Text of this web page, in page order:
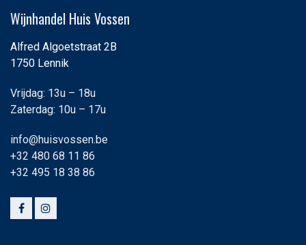
Wijnhandel Huis Vossen
Alfred Algoetstraat 2B
1750 Lennik
Vrijdag: 13u – 18u
Zaterdag: 10u – 17u
info@huisvossen.be
+32 480 68 11 86
+32 495 18 38 86